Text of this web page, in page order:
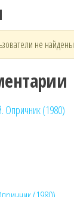
не найдены
Опричник (1980)